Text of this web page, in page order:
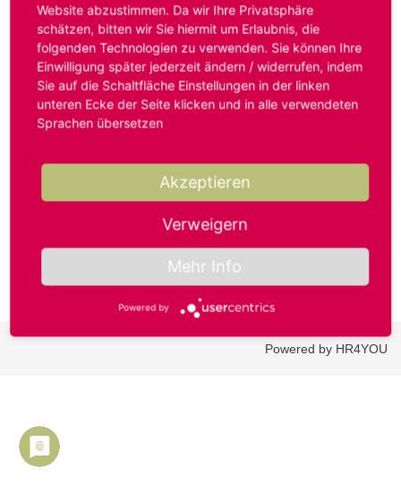
Anmelden
Benutzername oder E-Mail-Adresse*
Passwort*
Powered by HR4YOU
Website abzustimmen. Da wir Ihre Privatsphäre
schätzen, bitten wir Sie hiermit um Erlaubnis, die
folgenden Technologien zu verwenden. Sie können Ihre
Einwilligung später jederzeit ändern / widerrufen, indem
Sie auf die Schaltfläche Einstellungen in der linken
unteren Ecke der Seite klicken und in alle verwendeten
Sprachen übersetzen
Akzeptieren
Verweigern
Mehr Info
Powered by